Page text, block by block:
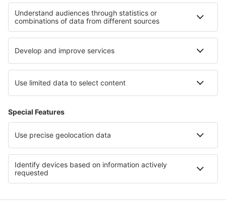
Heliportul Penzance (PZE)
Glasgow
Southampton Intl Airport (SOU)
Isles of Scilly St Mary's (ISC)
Londra
Stornoway Airport (SYY)
Lerwick
Swansea Airport (SWS)
Teesside (MME)